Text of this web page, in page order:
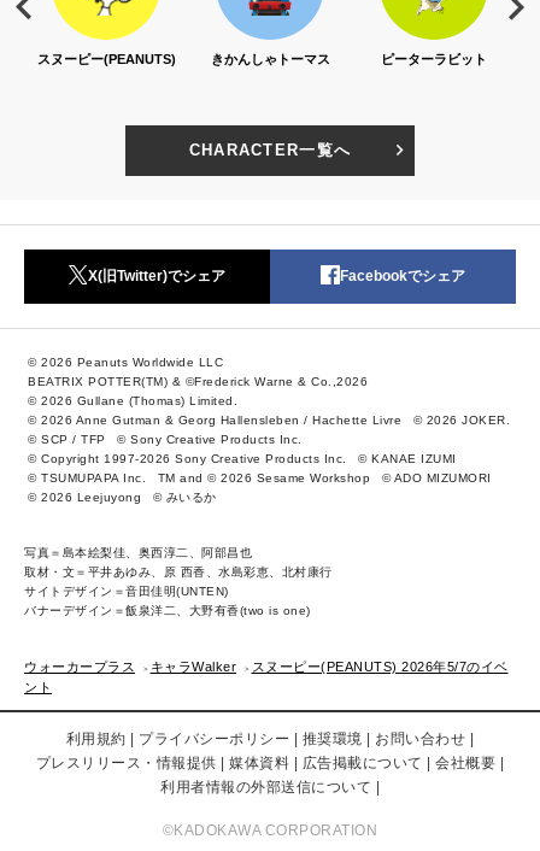
スヌーピー(PEANUTS) きかんしゃトーマス ピーターラビット
CHARACTER一覧へ
X(旧Twitter)でシェア Facebookでシェア
© 2026 Peanuts Worldwide LLC
BEATRIX POTTER(TM) & ©Frederick Warne & Co.,2026
© 2026 Gullane (Thomas) Limited.
© 2026 Anne Gutman & Georg Hallensleben / Hachette Livre
© 2026 JOKER.
© SCP / TFP
© Sony Creative Products Inc.
© Copyright 1997-2026 Sony Creative Products Inc.
© KANAE IZUMI
© TSUMUPAPA Inc.
TM and © 2026 Sesame Workshop
© ADO MIZUMORI
© 2026 Leejuyong
© みいるか
写真＝島本絵梨佳、奥西淳二、阿部昌也
取材・文＝平井あゆみ、原 西香、水島彩恵、北村康行
サイトデザイン＝音田佳明(UNTEN)
バナーデザイン＝飯泉洋二、大野有香(two is one)
ウォーカープラス キャラWalker
スヌーピー(PEANUTS) 2026年5/7のイベ
ント
利用規約 プライバシーポリシー 推奨環境
お問い合わせ
プレスリリース・情報提供
媒体資料 広告掲載について
会社概要
利用者情報の外部送信について
©KADOKAWA CORPORATION